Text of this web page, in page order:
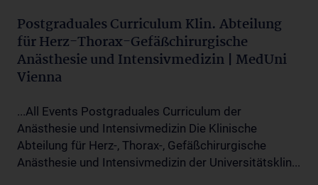
Postgraduales Curriculum Klin. Abteilung
für Herz-Thorax-Gefäßchirurgische
Anästhesie und Intensivmedizin | MedUni
Vienna
...All Events Postgraduales Curriculum der
Anästhesie und Intensivmedizin Die Klinische
Abteilung für Herz-, Thorax-, Gefäßchirurgische
Anästhesie und Intensivmedizin der Universitätsklin...